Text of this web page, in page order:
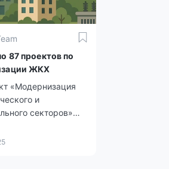
87 проектов по
ЖКХ
«Модернизация
и
секторов»
обновление